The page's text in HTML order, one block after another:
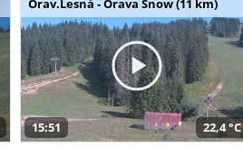
Orav.Lesná - Orava Snow (11 km)
15:51 22,4 °C